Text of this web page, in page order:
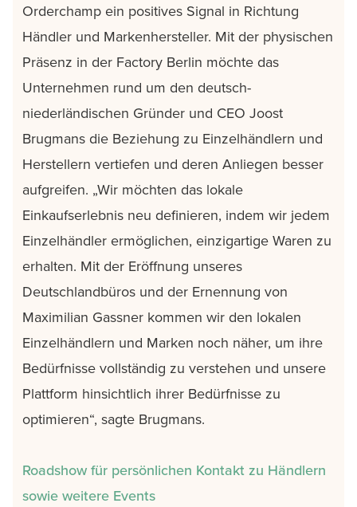
Orderchamp ein positives Signal in Richtung
Händler und Markenhersteller. Mit der physischen
Präsenz in der Factory Berlin möchte das
Unternehmen rund um den deutsch-
niederländischen Gründer und CEO Joost
Brugmans die Beziehung zu Einzelhändlern und
Herstellern vertiefen und deren Anliegen besser
aufgreifen. „Wir möchten das lokale
Einkaufserlebnis neu definieren, indem wir jedem
Einzelhändler ermöglichen, einzigartige Waren zu
erhalten. Mit der Eröffnung unseres
Deutschlandbüros und der Ernennung von
Maximilian Gassner kommen wir den lokalen
Einzelhändlern und Marken noch näher, um ihre
Bedürfnisse vollständig zu verstehen und unsere
Plattform hinsichtlich ihrer Bedürfnisse zu
optimieren“, sagte Brugmans.
Roadshow für persönlichen Kontakt zu Händlern
sowie weitere Events